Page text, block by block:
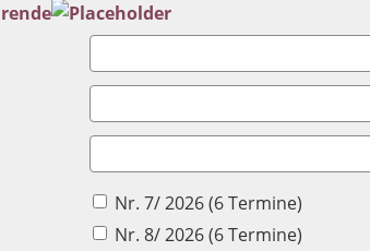
Nr. 7/ 2026 (6 Termine)
Nr. 8/ 2026 (6 Termine)